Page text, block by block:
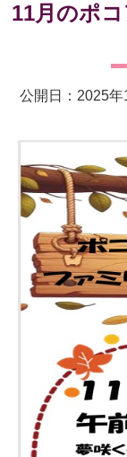
11月のポ
公開日：2025